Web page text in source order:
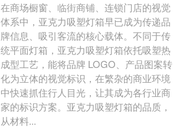
在商场橱窗、临街商铺、连锁门店的视觉
体系中，亚克力吸塑灯箱早已成为传递品
牌信息、吸引客流的核心载体。不同于传
统平面灯箱，亚克力吸塑灯箱依托吸塑热
成型工艺，能将品牌 LOGO、产品图案转
化为立体的视觉标识，在繁杂的商业环境
中快速抓住行人目光，让其成为各行业商
家的标识方案。亚克力吸塑灯箱的品质，
从材料...